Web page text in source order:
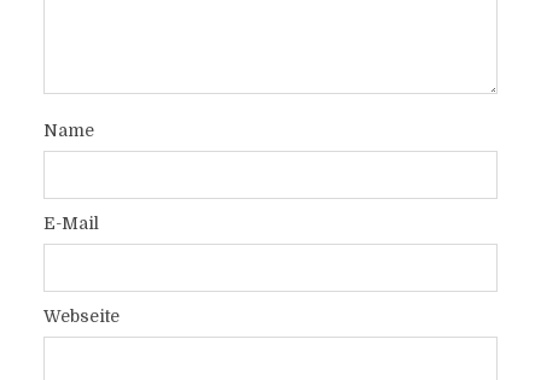
Name
E-Mail
Webseite